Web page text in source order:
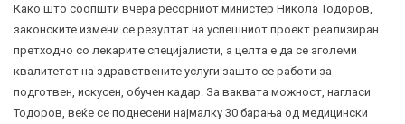
Како што соопшти вчера ресорниот министер Никола Тодоров,
законските измени се резултат на успешниот проект реализиран
претходно со лекаритe специјалисти, а целта е да се зголеми
квалитетот на здравствените услуги зашто се работи за
подготвен, искусен, обучен кадар. За ваквата можност, нагласи
Тодоров, веќе се поднесени најмалку 30 барања од медицински